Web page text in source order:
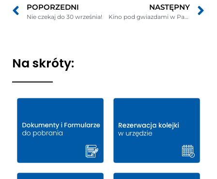
POPORZEDNI
Nie czekaj do 30 września!
NASTĘPNY
Kino pod gwiazdami w Parku Kulturowym w Rzucewie
Na skróty: